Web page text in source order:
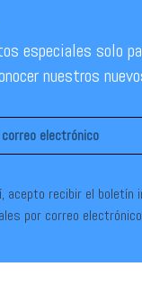
especiales solo
nuestros
acepto recibir el boletín
por correo